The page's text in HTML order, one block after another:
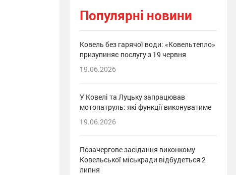
Популярні новини
Ковель без гарячої води: «Ковельтепло»
призупиняє послугу з 19 червня
19.06.2026
У Ковелі та Луцьку запрацював
мотопатруль: які функції виконуватиме
19.06.2026
Позачергове засідання виконкому
Ковельської міськради відбудеться 2
липня